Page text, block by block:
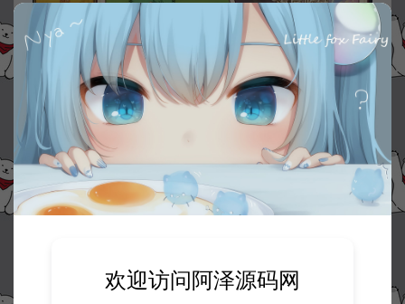
欢迎访问阿泽源码网